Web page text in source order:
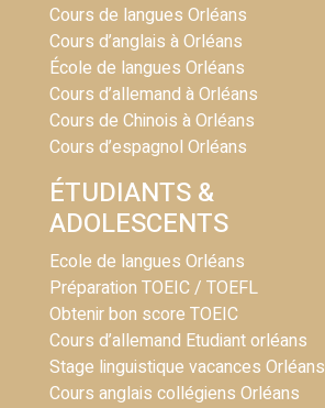
Cours de langues Orléans
Cours d’anglais à Orléans
École de langues Orléans
Cours d’allemand à Orléans
Cours de Chinois à Orléans
Cours d’espagnol Orléans
ÉTUDIANTS &
ADOLESCENTS
Ecole de langues Orléans
Préparation TOEIC / TOEFL
Obtenir bon score TOEIC
Cours d’allemand Etudiant orléans
Stage linguistique vacances Orléans
Cours anglais collégiens Orléans